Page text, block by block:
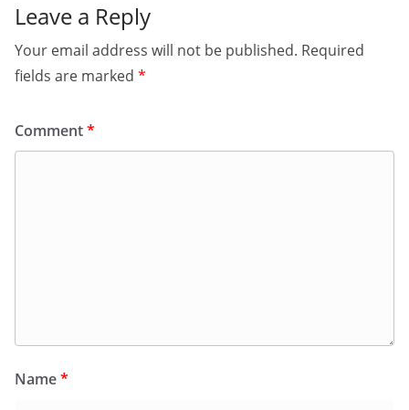
Leave a Reply
Your email address will not be published. Required
fields are marked *
Comment*
Name*